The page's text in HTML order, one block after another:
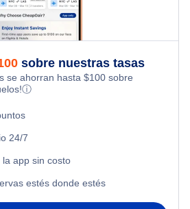
sobre nuestras tasas
se ahorran hasta $100 sobre
ⓘ
24/7
app sin costo
estés donde estés